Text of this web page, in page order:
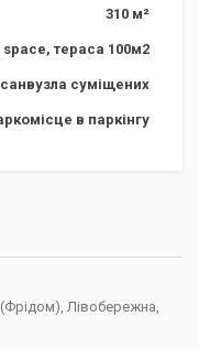
310 м²
space, тераса 100м2
суміщених
в паркінгу
(Фрідом), Лівобережна,